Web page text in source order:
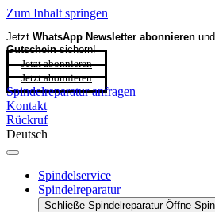
Zum Inhalt springen
Jetzt WhatsApp Newsletter abonnieren und
Gutscheinsichern!
Jetzt abonnieren
Jetzt abonnieren
Spindelreparatur anfragen
Kontakt
Rückruf
Deutsch
Spindelservice
Spindelreparatur
Schließe Spindelreparatur Öffne